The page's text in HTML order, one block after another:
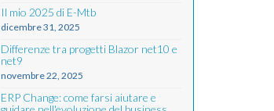
Il mio 2025 di E-Mtb
dicembre 31, 2025
Differenze tra progetti Blazor net10 e
net9
novembre 22, 2025
ERP Change: come farsi aiutare e